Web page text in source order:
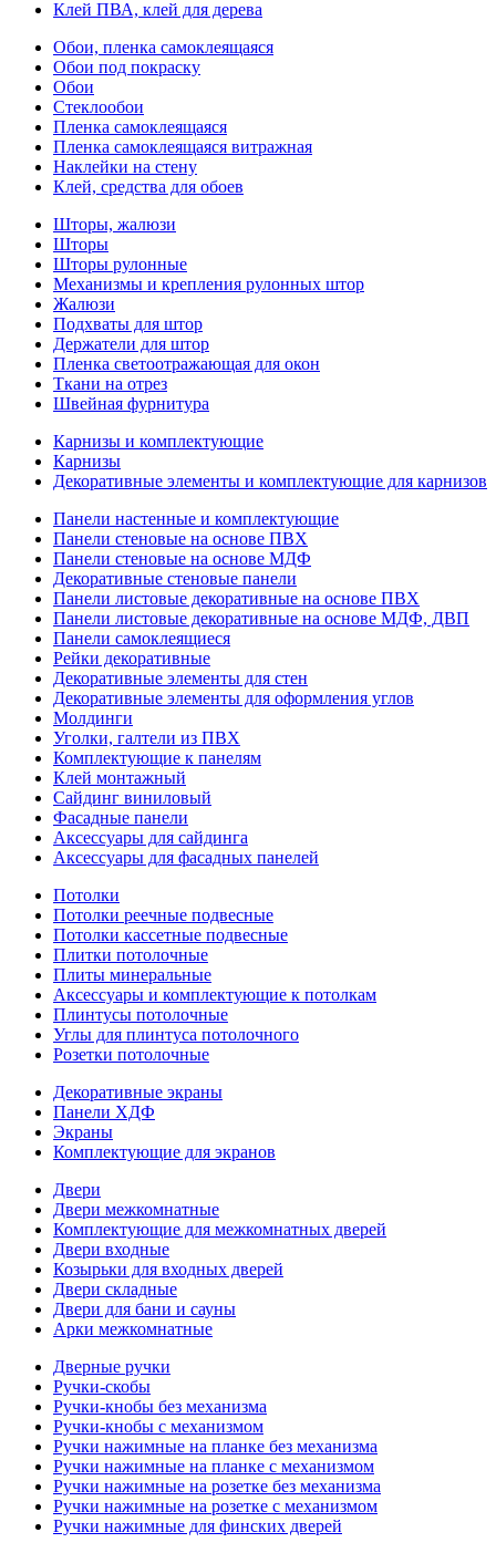
Клей ПВА, клей для дерева
Обои, пленка самоклеящаяся
Обои под покраску
Обои
Стеклообои
Пленка самоклеящаяся
Пленка самоклеящаяся витражная
Наклейки на стену
Клей, средства для обоев
Шторы, жалюзи
Шторы
Шторы рулонные
Механизмы и крепления рулонных штор
Жалюзи
Подхваты для штор
Держатели для штор
Пленка светоотражающая для окон
Ткани на отрез
Швейная фурнитура
Карнизы и комплектующие
Карнизы
Декоративные элементы и комплектующие для карнизов
Панели настенные и комплектующие
Панели стеновые на основе ПВХ
Панели стеновые на основе МДФ
Декоративные стеновые панели
Панели листовые декоративные на основе ПВХ
Панели листовые декоративные на основе МДФ, ДВП
Панели самоклеящиеся
Рейки декоративные
Декоративные элементы для стен
Декоративные элементы для оформления углов
Молдинги
Уголки, галтели из ПВХ
Комплектующие к панелям
Клей монтажный
Сайдинг виниловый
Фасадные панели
Аксессуары для сайдинга
Аксессуары для фасадных панелей
Потолки
Потолки реечные подвесные
Потолки кассетные подвесные
Плитки потолочные
Плиты минеральные
Аксессуары и комплектующие к потолкам
Плинтусы потолочные
Углы для плинтуса потолочного
Розетки потолочные
Декоративные экраны
Панели ХДФ
Экраны
Комплектующие для экранов
Двери
Двери межкомнатные
Комплектующие для межкомнатных дверей
Двери входные
Козырьки для входных дверей
Двери складные
Двери для бани и сауны
Арки межкомнатные
Дверные ручки
Ручки-скобы
Ручки-кнобы без механизма
Ручки-кнобы с механизмом
Ручки нажимные на планке без механизма
Ручки нажимные на планке с механизмом
Ручки нажимные на розетке без механизма
Ручки нажимные на розетке с механизмом
Ручки нажимные для финских дверей